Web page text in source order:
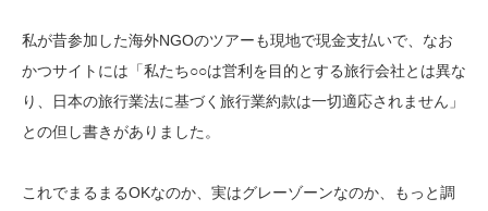
私が昔参加した海外NGOのツアーも現地で現金支払いで、なお
かつサイトには「私たち○○は営利を目的とする旅行会社とは異な
り、日本の旅行業法に基づく旅行業約款は一切適応されません」
との但し書きがありました。
これでまるまるOKなのか、実はグレーゾーンなのか、もっと調